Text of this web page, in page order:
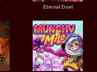
Eternal Duel